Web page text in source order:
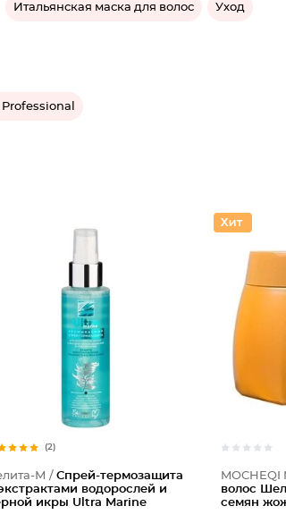
Итальянская маска для волос Уход
(2)
М / Cпрей-термозащита
водорослей и
икры Ultra Marinе
MOCHEQI
волос
семян